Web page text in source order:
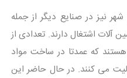
نیز در صنایع دیگر از جمله
آلات اشتغال دارند. تعدادی از
که عمدتا در ساخت مواد
می کنند. در حال حاضر این